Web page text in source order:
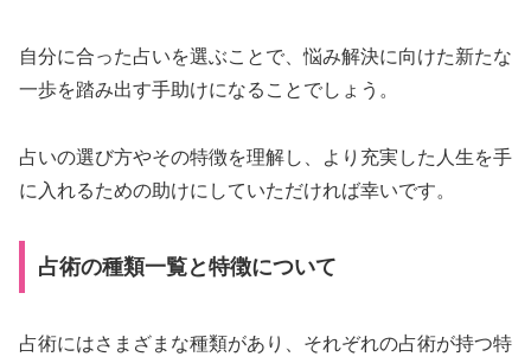
自分に合った占いを選ぶことで、悩み解決に向けた新たな
一歩を踏み出す手助けになることでしょう。
占いの選び方やその特徴を理解し、より充実した人生を手
に入れるための助けにしていただければ幸いです。
占術の種類一覧と特徴について
占術にはさまざまな種類があり、それぞれの占術が持つ特